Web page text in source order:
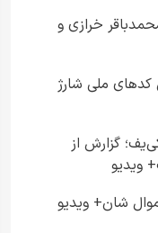
خرازی و
برای این کدهای ملی شارژ
گزارش از
شان+ ویدیو